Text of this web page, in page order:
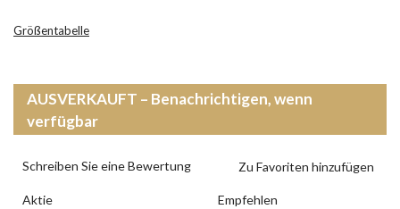
Größentabelle
AUSVERKAUFT – Benachrichtigen, wenn
verfügbar
Schreiben Sie eine Bewertung
Aktie Empfehlen